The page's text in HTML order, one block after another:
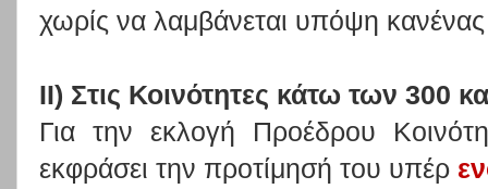
χωρίς να λαμβάνεται υπόψη
ΙΙ) Στις Κοινότητες κάτω των 300
Για την εκλογή Προέδρου
εκφράσει την προτίμησή του υπέρ